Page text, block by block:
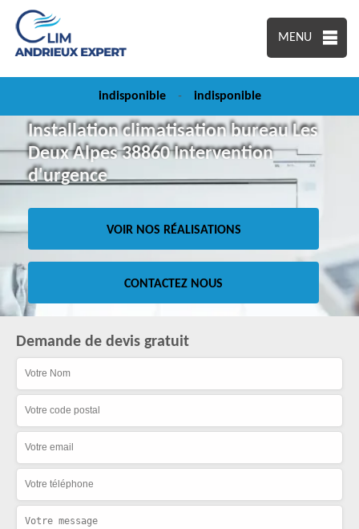
MENU
indisponible - indisponible
Installation climatisation bureau Les
Deux Alpes 38860 Intervention
d'urgence
VOIR NOS RÉALISATIONS
CONTACTEZ NOUS
Demande de devis gratuit